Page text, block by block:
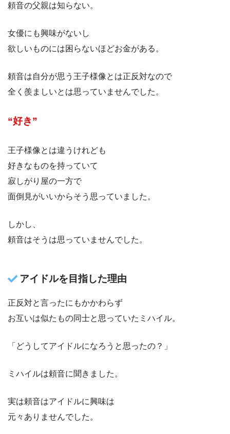
頼音の父親は知らない。
女優にも興味がないし
欲しいものには困らないほどお金がある。
頼音は自分が思う王子様像とは正反対なので
全く羨ましいとは思っていませんでした。
“好き”
王子様像とは違うけれども
好きなものを持っていて
寂しがり屋の一方で
面倒見がいいからそう思っていました。
しかし、
頼音はそうは思っていませんでした。
アイドルを目指した理由
正反対と言ったにもかかわらず
お互いは似たもの同士と思っていたミハイル。
「どうしてアイドルになろうと思ったの？」
ミハイルは頼音に聞きました。
実は頼音はアイドルに興味は
元々ありませんでした。